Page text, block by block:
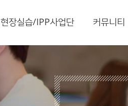
현장실습/IPP사업단 커뮤니티